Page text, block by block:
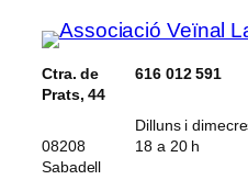
contingut
Ctra. de
Prats, 44
08208
Sabadell
616 012 591
Dilluns i
18 a 20 h